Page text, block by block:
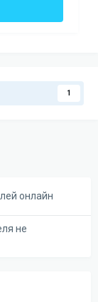
1
онлайн
не